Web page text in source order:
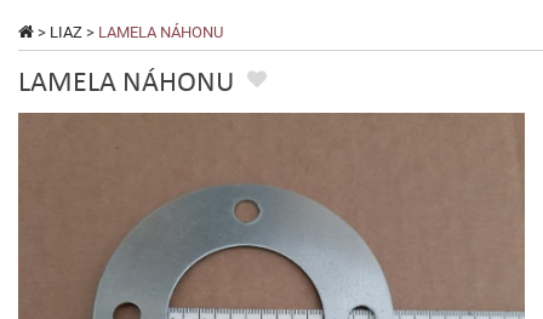
> LIAZ > LAMELA NÁHONU
LAMELA NÁHONU